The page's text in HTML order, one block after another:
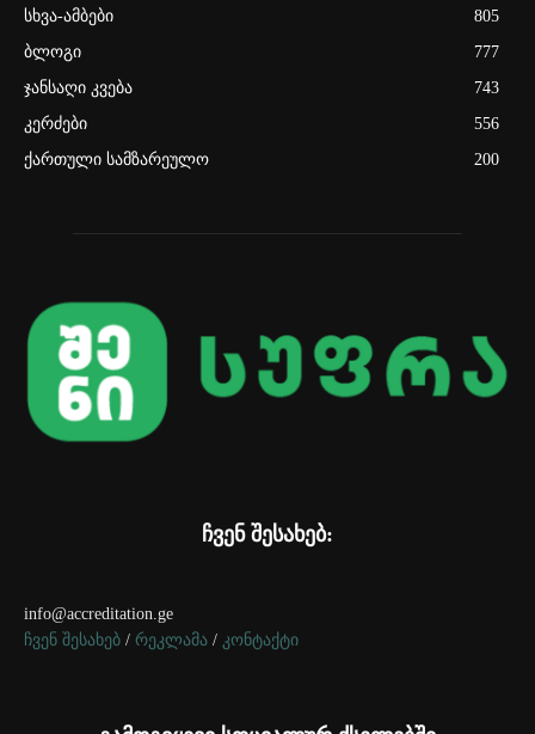
სხვა-ამბები
805
ბლოგი
777
ჯანსაღი კვება
743
კერძები
556
ქართული სამზარეულო
200
ჩვენ შესახებ:
info@accreditation.ge
ჩვენ შესახებ / რეკლამა / კონტაქტი